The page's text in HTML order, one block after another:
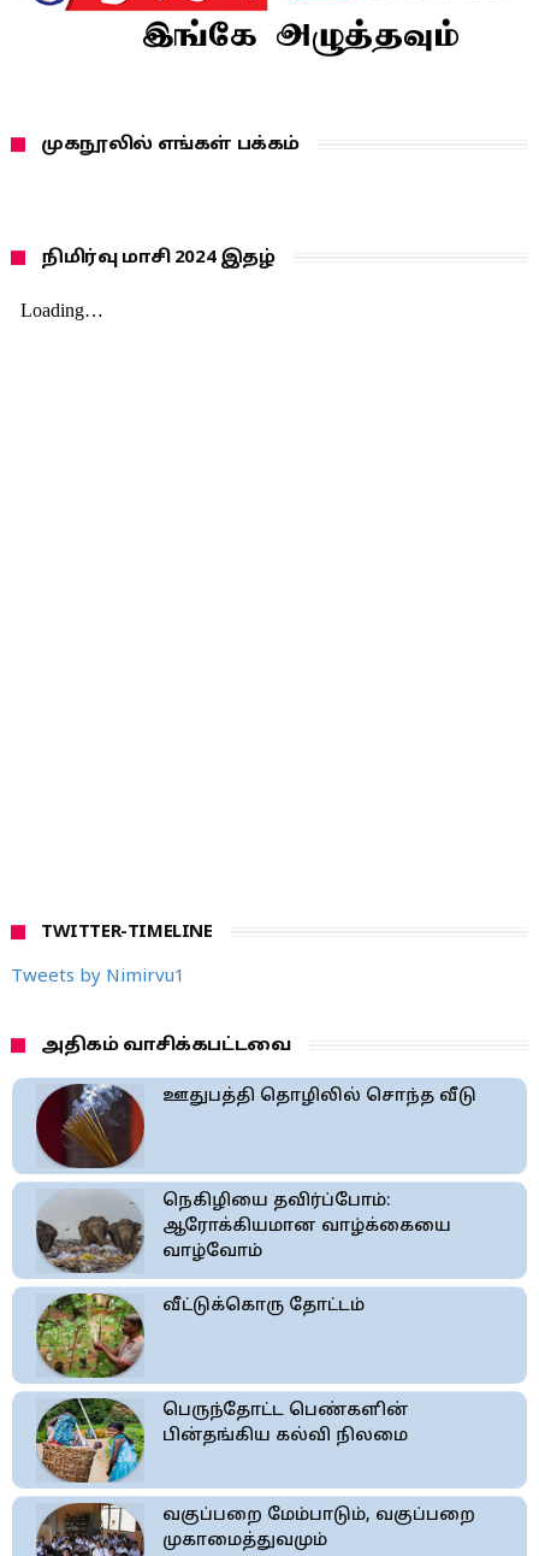
முகநூலில் எங்கள் பக்கம்
நிமிர்வு மாசி 2024 இதழ்
TWITTER-TIMELINE
Tweets by Nimirvu1
அதிகம் வாசிக்கபட்டவை
ஊதுபத்தி தொழிலில் சொந்த வீடு
நெகிழியை தவிர்ப்போம்:
ஆரோக்கியமான வாழ்க்கையை
வாழ்வோம்
வீட்டுக்கொரு தோட்டம்
பெருந்தோட்ட பெண்களின்
பின்தங்கிய கல்வி நிலமை
வகுப்பறை மேம்பாடும், வகுப்பறை
முகாமைத்துவமும்